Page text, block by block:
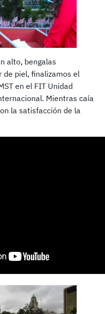
alto, bengalas
de piel, finalizamos el
en el FIT Unidad
Mientras caía
la satisfacción de la